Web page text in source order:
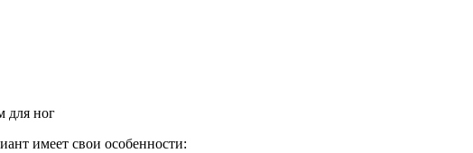
для ног
имеет свои особенности: